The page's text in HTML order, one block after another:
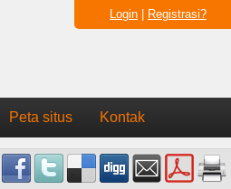
Login Registrasi?
Peta situs Kontak